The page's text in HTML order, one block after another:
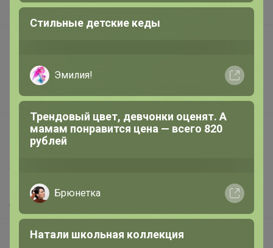
В наличии
Поставщикам
Вакансии
support@24-ok.ru
Написать в поддержку
Защита покупателя
Помощь
О нас
Все предложения
Стильные детские кеды
Эмилия!
Трендовый цвет, девчонки оценят. А
мамам понравится цена — всего 820
рублей
Брюнетка
Натали школьная коллекция